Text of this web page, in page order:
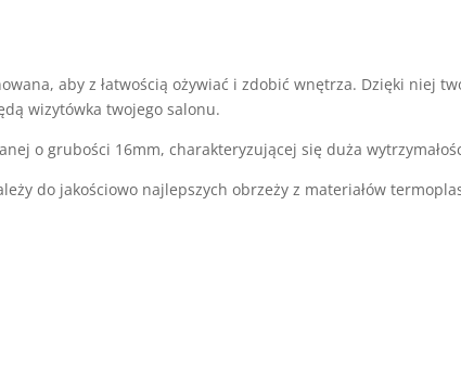
aby z łatwością ożywiać i zdobić wnętrza. Dzięki niej
wizytówka twojego salonu.
o grubości 16mm, charakteryzującej się duża
do jakościowo najlepszych obrzeży z materiałów